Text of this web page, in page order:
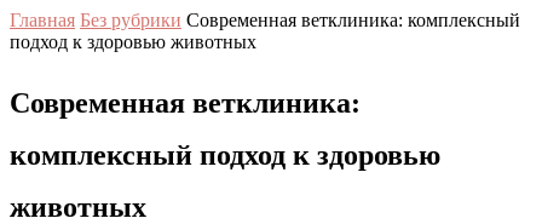
Главная Без рубрики Современная ветклиника: комплексный
подход к здоровью животных
Современная ветклиника:
комплексный подход к здоровью
животных